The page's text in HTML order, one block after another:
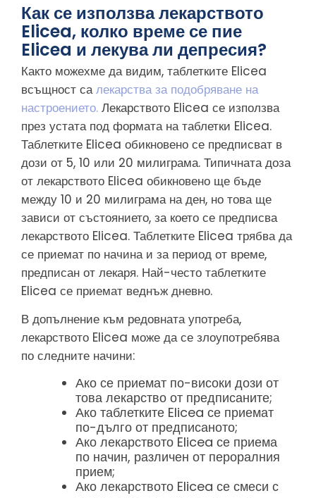
Как се използва лекарството
Elicea, колко време се пие
Elicea и лекува ли депресия?
Както можехме да видим, таблетките Elicea
всъщност салекарства за подобряване на
настроението. Лекарството Elicea се използва
през устата под формата на таблетки Elicea.
Таблетките Elicea обикновено се предписват в
дози от 5, 10 или 20 милиграма. Типичната доза
от лекарството Elicea обикновено ще бъде
между 10 и 20 милиграма на ден, но това ще
зависи от състоянието, за което се предписва
лекарството Elicea. Таблетките Elicea трябва да
се приемат по начина и за период от време,
предписан от лекаря. Най-често таблетките
Elicea се приемат веднъж дневно.
В допълнение към редовната употреба,
лекарството Elicea може да се злоупотребява
по следните начини:
Ако се приемат по-високи дози от
това лекарство от предписаните;
Ако таблетките Elicea се приемат
по-дълго от предписаното;
Ако лекарството Elicea се приема
по начин, различен от пероралния
прием;
Ако лекарството Elicea се смеси с